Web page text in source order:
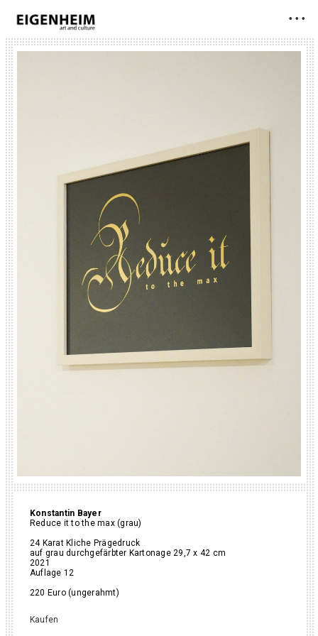
• • •
Konstantin Bayer
Reduce it to the max (grau)
24 Karat Kliche Prägedruck
auf grau durchgefärbter Kartonage 29,7 x 42 cm
2021
Auflage 12
220 Euro (ungerahmt)
Kaufen